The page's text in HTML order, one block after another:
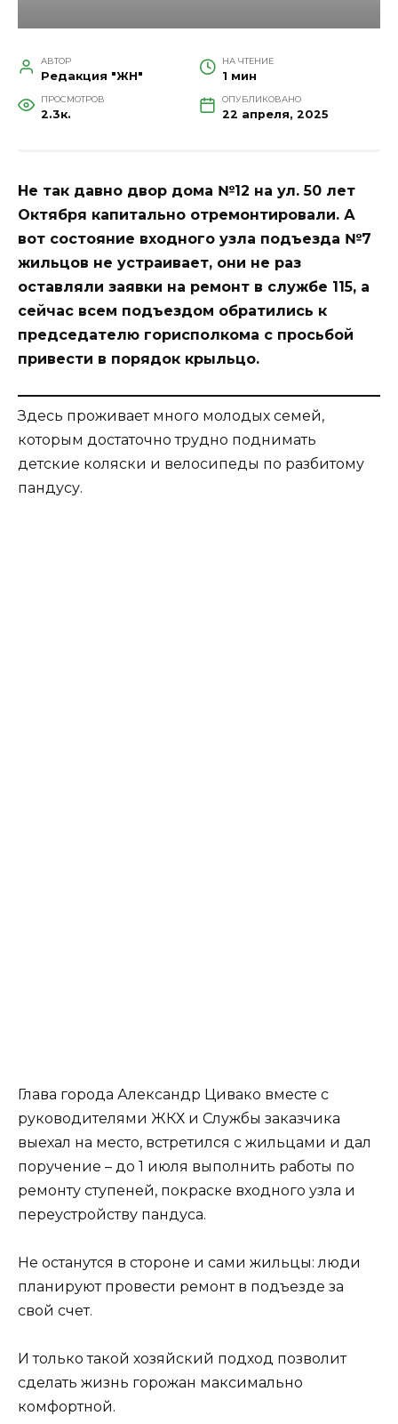
АВТОР
Редакция "ЖН"
НА ЧТЕНИЕ
1 мин
ПРОСМОТРОВ
2.3к.
ОПУБЛИКОВАНО
22 апреля, 2025
Не так давно двор дома №12 на ул. 50 лет
Октября капитально отремонтировали. А
вот состояние входного узла подъезда №7
жильцов не устраивает, они не раз
оставляли заявки на ремонт в службе 115, а
сейчас всем подъездом обратились к
председателю горисполкома с просьбой
привести в порядок крыльцо.
Здесь проживает много молодых семей,
которым достаточно трудно поднимать
детские коляски и велосипеды по разбитому
пандусу.
Глава города Александр Цивако вместе с
руководителями ЖКХ и Службы заказчика
выехал на место, встретился с жильцами и дал
поручение – до 1 июля выполнить работы по
ремонту ступеней, покраске входного узла и
переустройству пандуса.
Не останутся в стороне и сами жильцы: люди
планируют провести ремонт в подъезде за
свой счет.
И только такой хозяйский подход позволит
сделать жизнь горожан максимально
комфортной.